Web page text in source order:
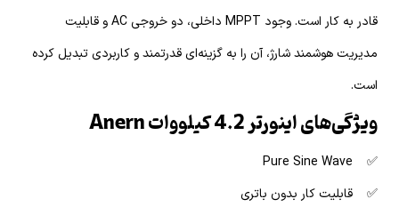
قادر به کار است. وجود MPPT داخلی، دو خروجی AC و قابلیت
مدیریت هوشمند شارژ، آن را به گزینه‌ای قدرتمند و کاربردی تبدیل کرده
است.
ویژگی‌های اینورتر 4.2 کیلووات Anern
✅ Pure Sine Wave
✅ قابلیت کار بدون باتری